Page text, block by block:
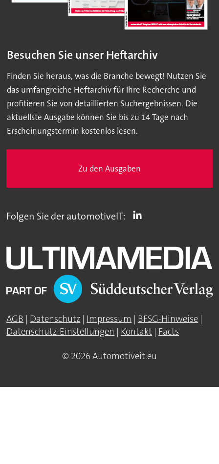
Besuchen Sie unser Heftarchiv
Finden Sie heraus, was die Branche bewegt! Nutzen Sie
das umfangreiche Heftarchiv für Ihre Recherche und
profitieren Sie von detaillierten Suchergebnissen. Die
aktuellste Ausgabe können Sie bis zu 14 Tage nach
Erscheinungstermin kostenlos lesen.
Zu den Ausgaben
Folgen Sie der automotiveIT:
AGB | Datenschutz | Impressum | BFSG-Hinweise |
Datenschutz-Einstellungen | Kontakt | Facts
© 2026 Automotiveit.eu